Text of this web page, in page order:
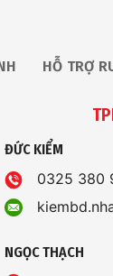
HỖ TRỢ
ĐỨC KIỂM
0325 380
NGỌC THẠCH